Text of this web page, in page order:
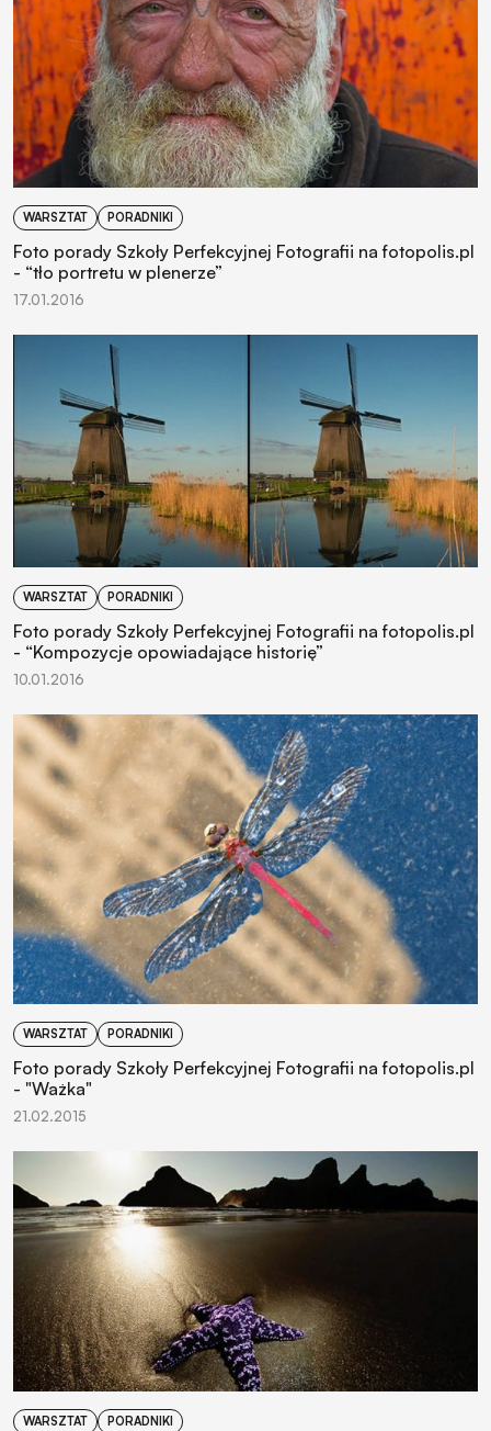
WARSZTAT PORADNIKI
Foto porady Szkoły Perfekcyjnej Fotografii na fotopolis.pl
- “tło portretu w plenerze”
17.01.2016
WARSZTAT PORADNIKI
Foto porady Szkoły Perfekcyjnej Fotografii na fotopolis.pl
- “Kompozycje opowiadające historię”
10.01.2016
WARSZTAT PORADNIKI
Foto porady Szkoły Perfekcyjnej Fotografii na fotopolis.pl
- "Ważka"
21.02.2015
WARSZTAT PORADNIKI